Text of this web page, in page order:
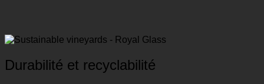
Durabilité et recyclabilité